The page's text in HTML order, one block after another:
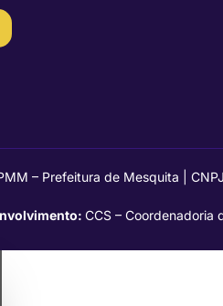
– Prefeitura de Mesquita |
CCS – Coordenadoria